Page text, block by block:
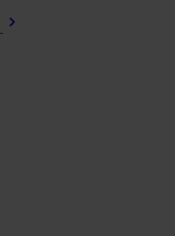
chevron_right